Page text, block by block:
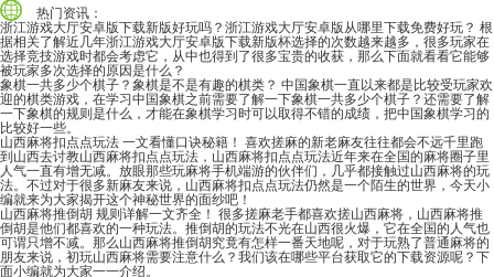
热门资讯：
浙江游戏大厅安卓版下载新版好玩吗？浙江游戏大厅安卓版从哪里下载免费好玩？ 根
据相关了解近几年浙江游戏大厅安卓版下载新版杯选择的次数越来越多，很多玩家在
选择竞技游戏时都会考虑它，从中也得到了很多宝贵的收获，那么下面就看看它能够
被玩家多次选择的原因是什么？
象棋一共多少个棋子？象棋是不是有趣的棋类？ 中国象棋一直以来都是比较受玩家欢
迎的棋类游戏，在学习中国象棋之前需要了解一下象棋一共多少个棋子？还需要了解
一下象棋的规则是什么，才能在象棋学习时可以取得不错的成绩，把中国象棋学习的
比较好一些。
山西麻将扣点点玩法 一文看懂口诀秘籍！ 喜欢搓麻的新老麻友往往都会不远千里跑
到山西去讨教山西麻将扣点点玩法，山西麻将扣点点玩法近年来在全国的麻将圈子里
人气一直有增无减。放眼那些玩麻将手机端游的伙伴们，几乎都接触过山西麻将的玩
法。不过对于很多新麻友来说，山西麻将扣点点玩法仍然是一个陌生的世界，今天小
编就来为大家揭开这个神秘世界的面纱吧！
山西麻将推倒胡 规则详解一文齐全！ 很多搓麻老手都喜欢搓山西麻将，山西麻将推
倒胡是他们都喜欢的一种玩法。推倒胡的玩法不光在山西很火爆，它在全国的人气也
可谓只增不减。那么山西麻将推倒胡究竟有怎样一番天地呢，对于玩熟了普通麻将的
朋友来说，初玩山西麻将需要注意什么？我们该在哪些平台获取它的下载资源呢？下
面小编就为大家一一介绍。